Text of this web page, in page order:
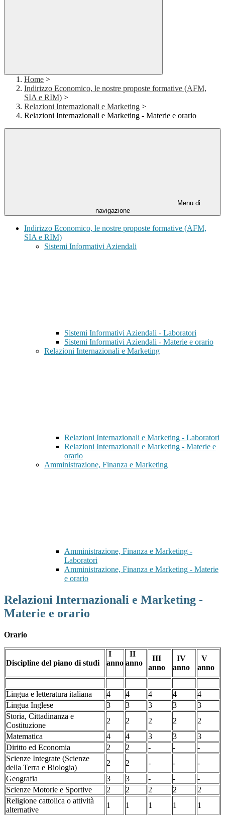
Home >
Indirizzo Economico, le nostre proposte formative (AFM,
SIA e RIM) >
Relazioni Internazionali e Marketing >
Relazioni Internazionali e Marketing - Materie e orario
Menu di
navigazione
Indirizzo Economico, le nostre proposte formative (AFM,
SIA e RIM)
Sistemi Informativi Aziendali
Sistemi Informativi Aziendali - Laboratori
Sistemi Informativi Aziendali - Materie e orario
Relazioni Internazionali e Marketing
Relazioni Internazionali e Marketing - Laboratori
Relazioni Internazionali e Marketing - Materie e
orario
Amministrazione, Finanza e Marketing
Amministrazione, Finanza e Marketing -
Laboratori
Amministrazione, Finanza e Marketing - Materie
e orario
Relazioni Internazionali e Marketing -
Materie e orario
Orario
Discipline del piano di studi
I
anno
II
anno
III
anno
IV
anno
V
anno
Lingua e letteratura italiana 4 4 4 4
4
Lingua Inglese
3 3 3 3
3
Storia, Cittadinanza e
Costituzione
2 2 2 2
2
Matematica
4 4 3 3
3
Diritto ed Economia
2 2 - -
-
Scienze Integrate (Scienze
della Terra e Biologia)
2 2 - -
-
Geografia
3 3 - -
-
Scienze Motorie e Sportive
2 2 2 2
2
Religione cattolica o attività
alternative
1 1 1 1
1